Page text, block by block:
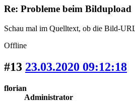
Re: Probleme beim Bildupload
Schau mal im Quelltext, ob die Bild-
Offline
#13 23.03.2020 09:12:18
florian
Administrator